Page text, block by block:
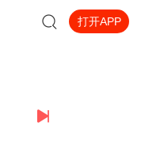
打开APP